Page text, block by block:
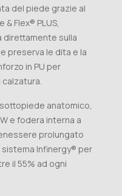
del piede grazie al
Flex® PLUS,
direttamente sulla
preserva le dita e la
in PU per
anatomico,
e fodera interna a
prolungato
Infinergy® per
il 55% ad ogni